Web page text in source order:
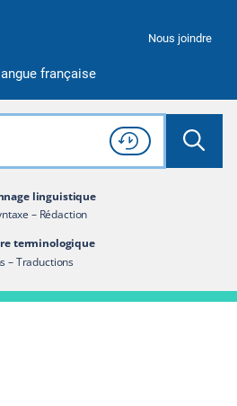
française
Nous joindre
Rechercher dans tout le site
Lancer
Consulter l'
Historique
de recherche
linguistique
– Rédaction
terminologique
– Traductions
terminologique